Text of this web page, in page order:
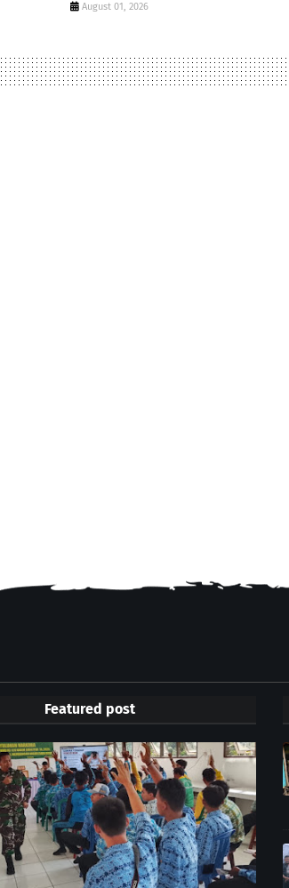
August 01, 2026
Featured post